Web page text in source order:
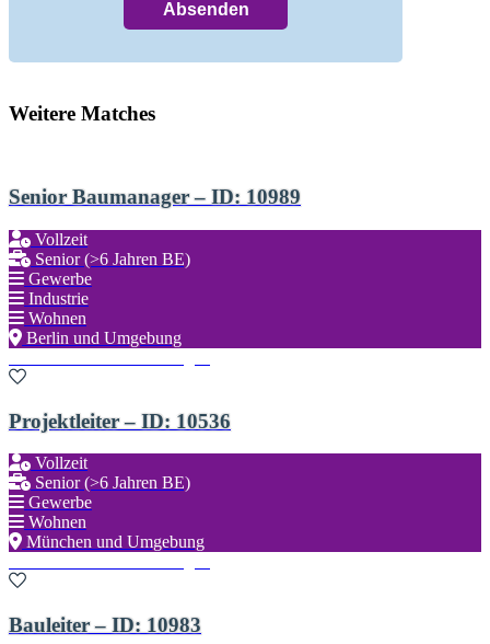
Weitere Matches
Senior Baumanager – ID: 10989
Vollzeit
Senior (>6 Jahren BE)
Gewerbe
Industrie
Wohnen
Berlin und Umgebung
Projektleiter – ID: 10536
Vollzeit
Senior (>6 Jahren BE)
Gewerbe
Wohnen
München und Umgebung
Bauleiter – ID: 10983